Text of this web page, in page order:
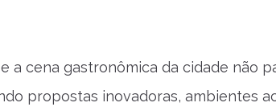
cena gastronômica da cidade não
propostas inovadoras, ambientes